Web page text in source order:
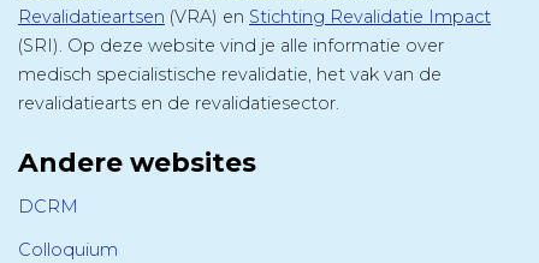
Revalidatieartsen (VRA) en Stichting Revalidatie Impact
(SRI). Op deze website vind je alle informatie over
medisch specialistische revalidatie, het vak van de
revalidatiearts en de revalidatiesector.
Andere websites
DCRM
Colloquium